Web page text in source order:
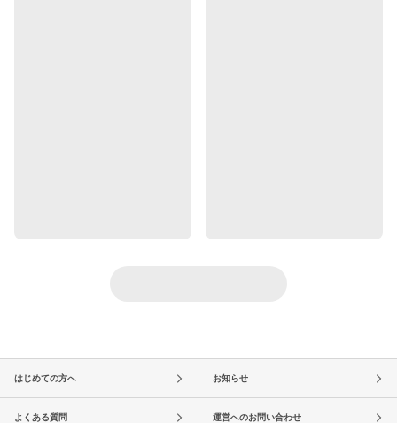
はじめての方へ お知らせ
よくある質問 運営へのお問い合わせ